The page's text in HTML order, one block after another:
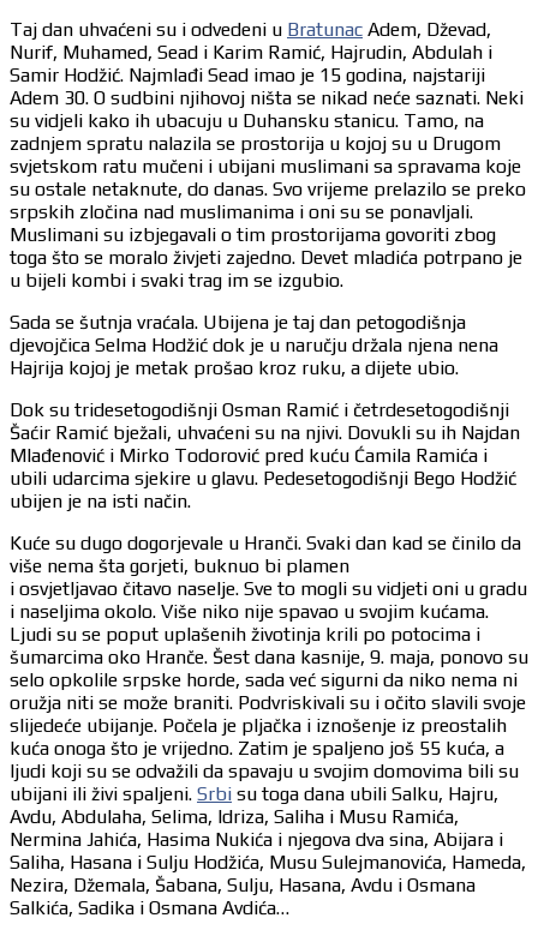
Taj dan uhvaćeni su i odvedeni u Bratunac Adem, Dževad,
Nurif, Muhamed, Sead i Karim Ramić, Hajrudin, Abdulah i
Samir Hodžić. Najmlađi Sead imao je 15 godina, najstariji
Adem 30. O sudbini njihovoj ništa se nikad neće saznati. Neki
su vidjeli kako ih ubacuju u Duhansku stanicu. Tamo, na
zadnjem spratu nalazila se prostorija u kojoj su u Drugom
svjetskom ratu mučeni i ubijani muslimani sa spravama koje
su ostale netaknute, do danas. Svo vrijeme prelazilo se preko
srpskih zločina nad muslimanima i oni su se ponavljali.
Muslimani su izbjegavali o tim prostorijama govoriti zbog
toga što se moralo živjeti zajedno. Devet mladića potrpano je
u bijeli kombi i svaki trag im se izgubio.
Sada se šutnja vraćala. Ubijena je taj dan petogodišnja
djevojčica Selma Hodžić dok je u naručju držala njena nena
Hajrija kojoj je metak prošao kroz ruku, a dijete ubio.
Dok su tridesetogodišnji Osman Ramić i četrdesetogodišnji
Šaćir Ramić bježali, uhvaćeni su na njivi. Dovukli su ih Najdan
Mlađenović i Mirko Todorović pred kuću Ćamila Ramića i
ubili udarcima sjekire u glavu. Pedesetogodišnji Bego Hodžić
ubijen je na isti način.
Kuće su dugo dogorjevale u Hranči. Svaki dan kad se činilo da
više nema šta gorjeti, buknuo bi plamen
i osvjetljavao čitavo naselje. Sve to mogli su vidjeti oni u gradu
i naseljima okolo. Više niko nije spavao u svojim kućama.
Ljudi su se poput uplašenih životinja krili po potocima i
šumarcima oko Hranče. Šest dana kasnije, 9. maja, ponovo su
selo opkolile srpske horde, sada već sigurni da niko nema ni
oružja niti se može braniti. Podvriskivali su i očito slavili svoje
slijedeće ubijanje. Počela je pljačka i iznošenje iz preostalih
kuća onoga što je vrijedno. Zatim je spaljeno još 55 kuća, a
ljudi koji su se odvažili da spavaju u svojim domovima bili su
ubijani ili živi spaljeni. Srbi su toga dana ubili Salku, Hajru,
Avdu, Abdulaha, Selima, Idriza, Saliha i Musu Ramića,
Nermina Jahića, Hasima Nukića i njegova dva sina, Abijara i
Saliha, Hasana i Sulju Hodžića, Musu Sulejmanovića, Hameda,
Nezira, Džemala, Šabana, Sulju, Hasana, Avdu i Osmana
Salkića, Sadika i Osmana Avdića…